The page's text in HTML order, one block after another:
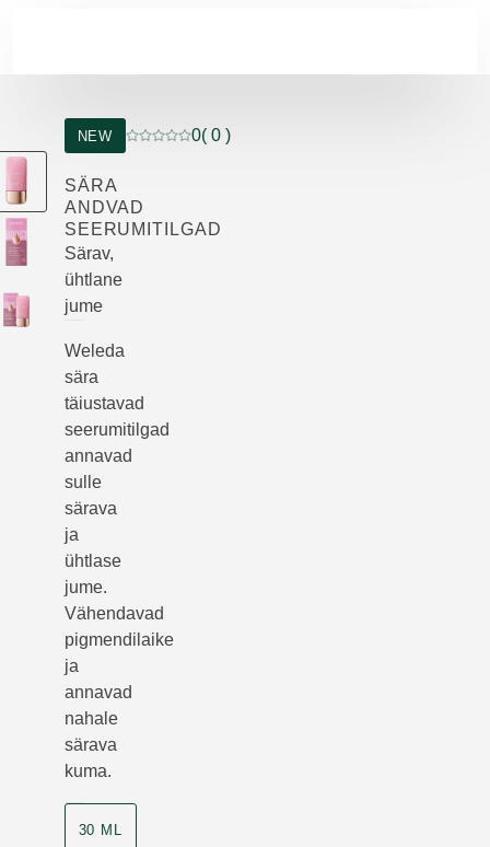
NEW
Praegune hinnang: 0 5-st tähest hinnanud 0
0( 0 )
SÄRA
ANDVAD
SEERUMITILGAD
Särav,
ühtlane
jume
Weleda
sära
täiustavad
seerumitilgad
annavad
sulle
särava
ja
ühtlase
jume.
Vähendavad
pigmendilaike
ja
annavad
nahale
särava
kuma.
30 ML